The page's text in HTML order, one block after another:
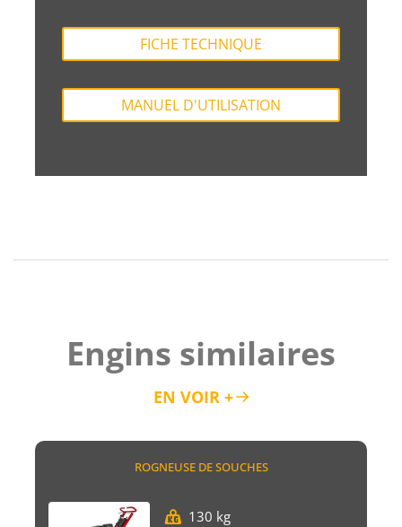
FICHE TECHNIQUE
MANUEL D'UTILISATION
Engins similaires
EN VOIR +
ROGNEUSE DE SOUCHES
130 kg